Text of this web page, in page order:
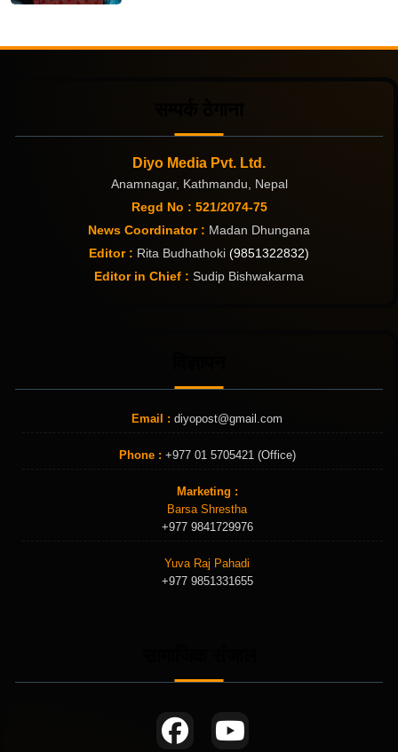
Diyo Media Pvt. Ltd.
Anamnagar, Kathmandu, Nepal
Regd No : 521/2074-75
News Coordinator : Madan Dhungana
Editor : Rita Budhathoki (9851322832)
Editor in Chief : Sudip Bishwakarma
Email : diyopost@gmail.com
Phone : +977 01 5705421 (Office)
Marketing :
Barsa Shrestha
+977 9841729976
Yuva Raj Pahadi
+977 9851331655